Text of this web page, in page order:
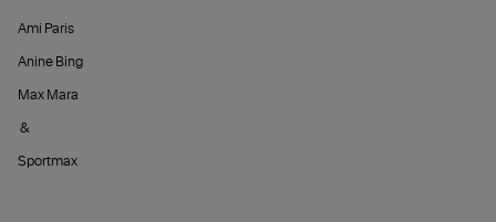
Ami Paris
Anine Bing
Max Mara
&
Sportmax